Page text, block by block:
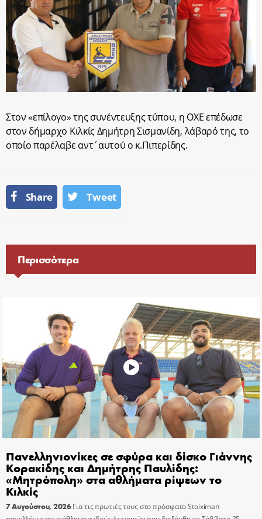
Στον «επίλογο» της συνέντευξης τύπου, η ΟΧΕ επέδωσε
στον δήμαρχο Κιλκίς Δημήτρη Σισμανίδη, λάβαρό της, το
οποίο παρέλαβε αντ΄αυτού ο κ.Πιπερίδης.
Share Tweet
Περισσότερα
Πανελληνιονίκες σε σφύρα και δίσκο Γιάννης
Κορακίδης και Δημήτρης Παυλίδης:
«Μητρόπολη» στα αθλήματα ρίψεων το
Κιλκίς
7 Αυγούστου, 2026 Για τις πρωτιές τους στο πρόσφατο Stoiximan